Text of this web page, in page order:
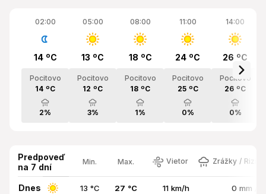
02:00
14 ºC
Pocitovo
14 ºC
2%
05:00
13 ºC
Pocitovo
12 ºC
3%
08:00
18 ºC
Pocitovo
18 ºC
1%
11:00
24 ºC
Pocitovo
25 ºC
0%
14:00
26 ºC
Pocitovo
26 ºC
0%
Predpoveď
na 7 dní
Min. Max. Vietor Zrážky /
Dnes 13 °C 27 °C 11 km/h 0 mm /